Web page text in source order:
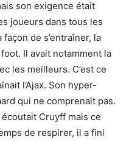
son exigence était
joueurs dans tous les
de s’entraîner, la
Il avait notamment la
les meilleurs. C’est ce
l’Ajax. Son hyper-
qui ne comprenait pas.
Cruyff mais ce
de respirer, il a fini